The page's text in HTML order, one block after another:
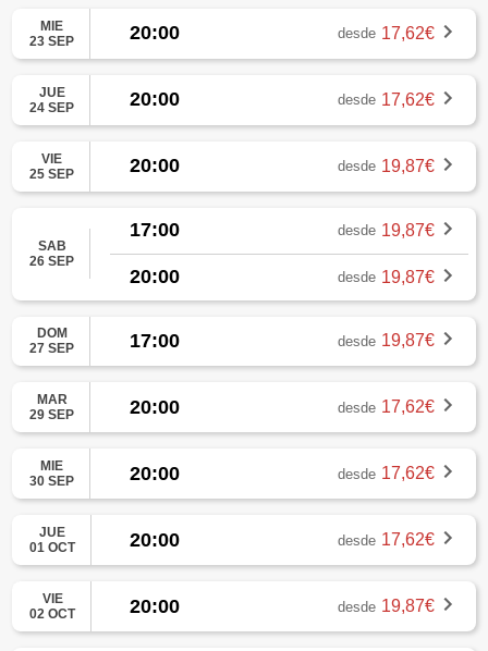
MIE
23 SEP
20:00 desde 17,62€
JUE
24 SEP
20:00 desde 17,62€
VIE
25 SEP
20:00 desde 19,87€
SAB
26 SEP
17:00 desde 19,87€
20:00 desde 19,87€
DOM
27 SEP
17:00 desde 19,87€
MAR
29 SEP
20:00 desde 17,62€
MIE
30 SEP
20:00 desde 17,62€
JUE
01 OCT
20:00 desde 17,62€
VIE
02 OCT
20:00 desde 19,87€